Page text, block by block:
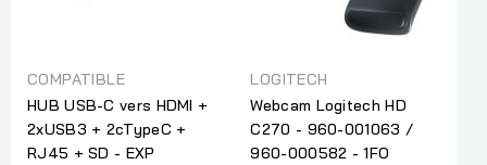
COMPATIBLE
HUB USB-C vers HDMI +
2xUSB3 + 2cTypeC +
RJ45 + SD - EXP
LOGITECH
Webcam Logitech HD
C270 - 960-001063 /
960-000582 - 1FO